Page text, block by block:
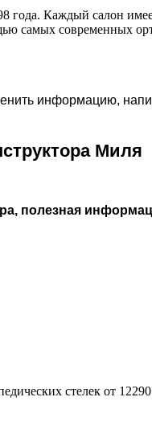
года. Каждый салон
самых современных
информацию,
Миля
полезная
стелек от